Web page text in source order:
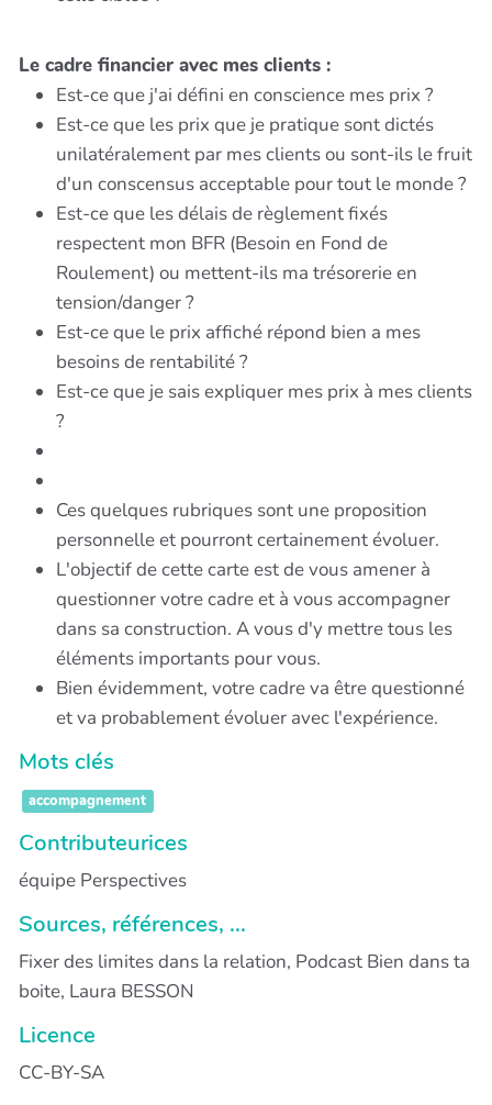
Le cadre financier avec mes clients :
Est-ce que j'ai défini en conscience mes prix ?
Est-ce que les prix que je pratique sont dictés
unilatéralement par mes clients ou sont-ils le fruit
d'un conscensus acceptable pour tout le monde ?
Est-ce que les délais de règlement fixés
respectent mon BFR (Besoin en Fond de
Roulement) ou mettent-ils ma trésorerie en
tension/danger ?
Est-ce que le prix affiché répond bien a mes
besoins de rentabilité ?
Est-ce que je sais expliquer mes prix à mes clients
?
Ces quelques rubriques sont une proposition
personnelle et pourront certainement évoluer.
L'objectif de cette carte est de vous amener à
questionner votre cadre et à vous accompagner
dans sa construction. A vous d'y mettre tous les
éléments importants pour vous.
Bien évidemment, votre cadre va être questionné
et va probablement évoluer avec l'expérience.
Mots clés
accompagnement
Contributeurices
équipe Perspectives
Sources, références, ...
Fixer des limites dans la relation, Podcast Bien dans ta
boite, Laura BESSON
Licence
CC-BY-SA